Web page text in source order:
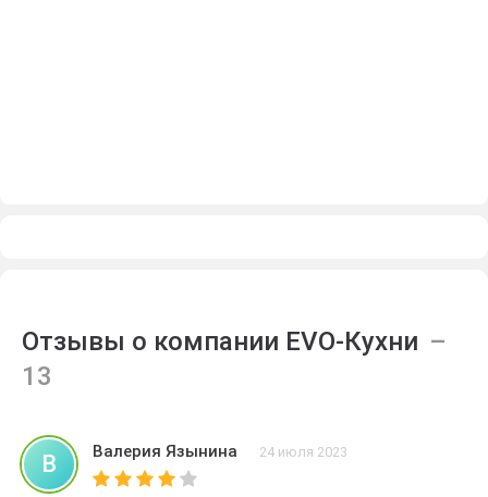
Отзывы о компании EVO-Кухни
В Валерия Язынина 24 июля 2023